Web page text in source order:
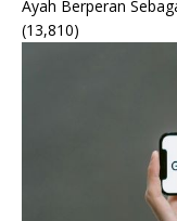
Ayah Berperan
(13,810)